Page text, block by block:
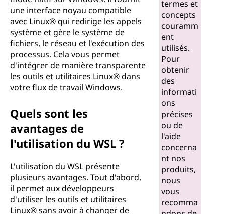
une interface noyau compatible
avec Linux® qui redirige les appels
système et gère le système de
fichiers, le réseau et l'exécution des
processus. Cela vous permet
d'intégrer de manière transparente
les outils et utilitaires Linux® dans
votre flux de travail Windows.
Quels sont les
avantages de
l'utilisation du WSL ?
L'utilisation du WSL présente
plusieurs avantages. Tout d'abord,
il permet aux développeurs
d'utiliser les outils et utilitaires
Linux® sans avoir à changer de
termes et
concepts
couramm
ent
utilisés.
Pour
obtenir
des
informati
ons
précises
ou de
l'aide
concerna
nt nos
produits,
nous
vous
recomma